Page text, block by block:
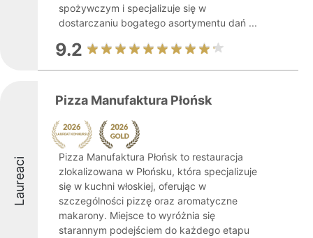
spożywczym i specjalizuje się w
dostarczaniu bogatego asortymentu dań ...
9.2
Laureaci
Pizza Manufaktura Płońsk
Pizza Manufaktura Płońsk to restauracja
zlokalizowana w Płońsku, która specjalizuje
się w kuchni włoskiej, oferując w
szczególności pizzę oraz aromatyczne
makarony. Miejsce to wyróżnia się
starannym podejściem do każdego etapu